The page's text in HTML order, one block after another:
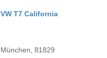
VW T7 California
München, 81829